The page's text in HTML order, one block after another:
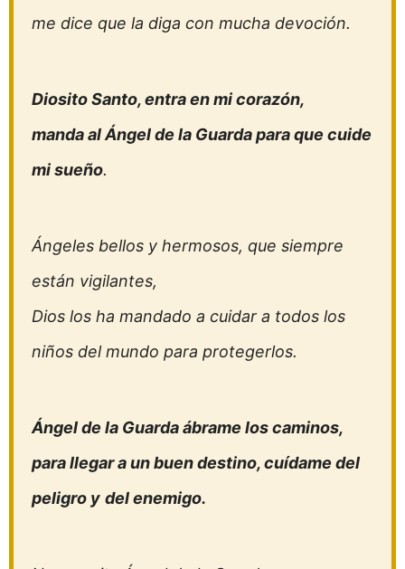
me dice que la diga con mucha devoción.
Diosito Santo, entra en mi corazón,
manda al Ángel de la Guarda para que cuide
mi sueño.
Ángeles bellos y hermosos, que siempre
están vigilantes,
Dios los ha mandado a cuidar a todos los
niños del mundo para protegerlos.
Ángel de la Guarda ábrame los caminos,
para llegar a un buen destino, cuídame del
peligro y del enemigo.